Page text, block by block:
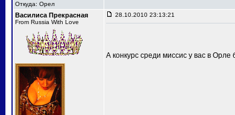
Откуда: Орел
Василиса Прекрасная
From Russia With Love
28.10.2010 23:13:21
А конкурс среди миссис у вас в Орле